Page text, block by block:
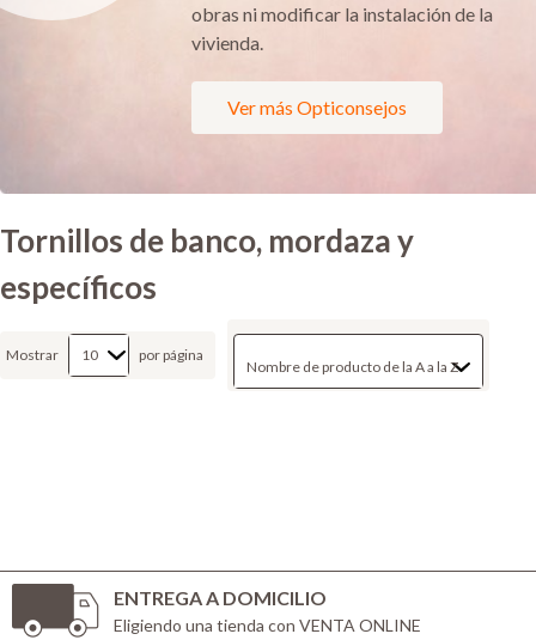
obras ni modificar la instalación de la
vivienda.
Ver más Opticonsejos
Tornillos de banco, mordaza y
específicos
Mostrar por página
ENTREGA A DOMICILIO
Eligiendo una tienda con VENTA ONLINE